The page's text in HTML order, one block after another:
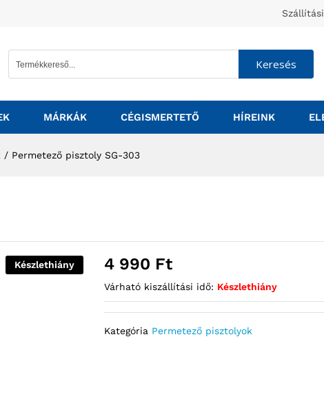
Keresés
MÁRKÁK CÉGISMERTETŐ HÍREINK
/ Permetező pisztoly SG-303
Készlethiány 4 990 Ft
Várható kiszállítási idő: Készlethiány
Kategória Permetező pisztolyok